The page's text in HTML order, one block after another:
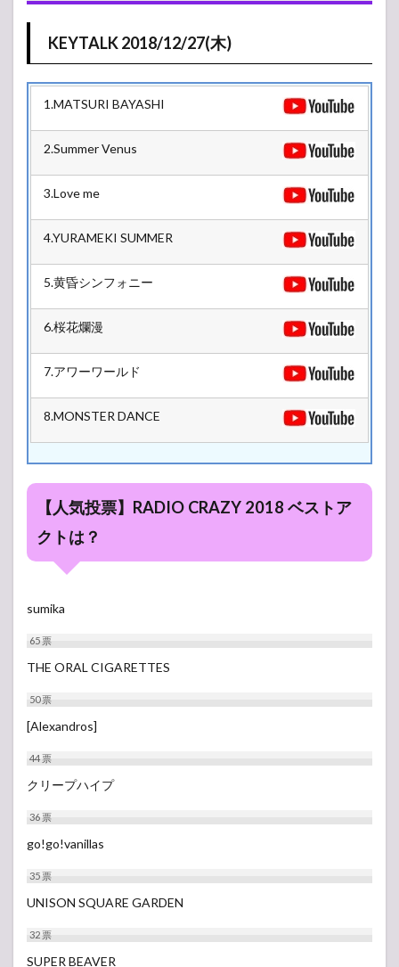
1.1
2018/12/27(木)
2018/12/27(木)
LIVE
HOUSE
STAGE
5号館
2.3
R-
STAGE
2.4
STAGE
6号館
3
2018/12/28(金)
LIVE
HOUSE
Antenna
5号館
L-
5号館
3.3
Z-
STAGE
6号館
KEYTALK 2018/12/27(木)
1.MATSURI BAYASHI
2.Summer Venus
3.Love me
4.YURAMEKI SUMMER
5.黄昏シンフォニー
6.桜花爛漫
7.アワーワールド
8.MONSTER DANCE
【人気投票】RADIO CRAZY 2018 ベストア
クトは？
sumika
65票
THE ORAL CIGARETTES
50票
[Alexandros]
44票
クリープハイプ
36票
go!go!vanillas
35票
UNISON SQUARE GARDEN
32票
SUPER BEAVER